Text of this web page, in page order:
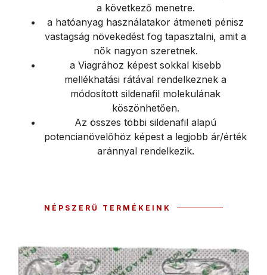
a következő menetre.
a hatóanyag használatakor átmeneti pénisz
vastagság növekedést fog tapasztalni, amit a
nők nagyon szeretnek.
a Viagrához képest sokkal kisebb
mellékhatási rátával rendelkeznek a
módosított sildenafil molekulának
köszönhetően.
Az összes többi sildenafil alapú
potencianövelőhöz képest a legjobb ár/érték
aránnyal rendelkezik.
NÉPSZERŰ TERMÉKEINK